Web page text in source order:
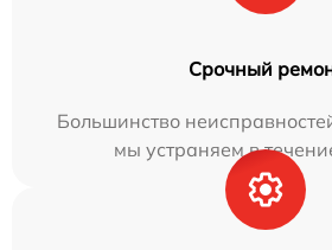
Срочный
Большинство
мы устраняем в